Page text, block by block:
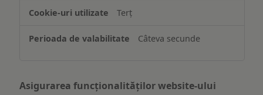
pe
dispozitiv
Terț
Câteva secunde
Asigurarea funcționalităților website-ului